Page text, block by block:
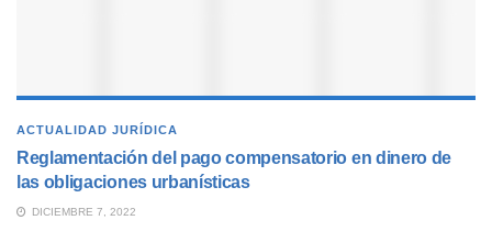
ACTUALIDAD JURÍDICA
Reglamentación del pago compensatorio en dinero de
las obligaciones urbanísticas
DICIEMBRE 7, 2022